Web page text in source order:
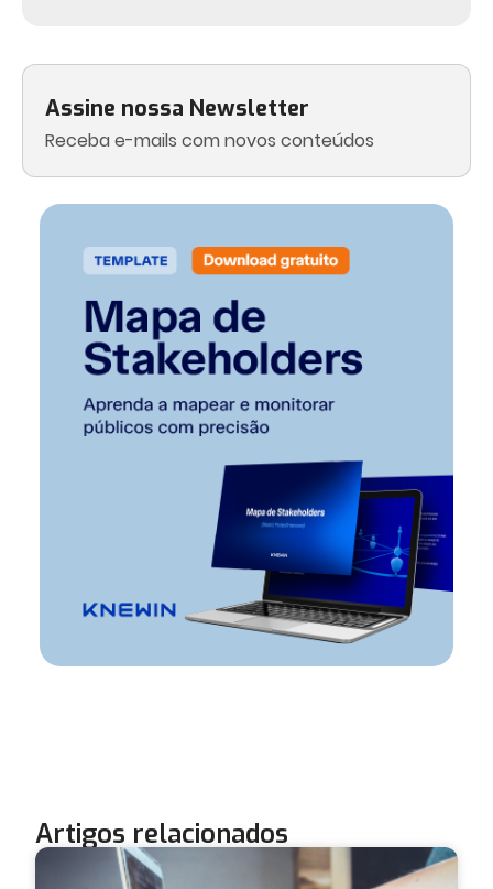
Assine nossa Newsletter
Receba e-mails com novos conteúdos
Artigos relacionados